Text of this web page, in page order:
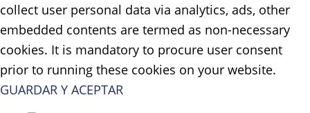
collect user personal data via analytics, ads, other
embedded contents are termed as non-necessary
cookies. It is mandatory to procure user consent
prior to running these cookies on your website.
GUARDAR Y ACEPTAR